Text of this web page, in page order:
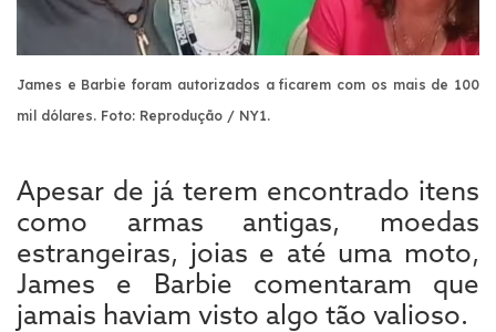
James e Barbie foram autorizados a ficarem com os mais de 100
mil dólares. Foto: Reprodução / NY1.
Apesar de já terem encontrado itens
como armas antigas, moedas
estrangeiras, joias e até uma moto,
James e Barbie comentaram que
jamais haviam visto algo tão valioso.